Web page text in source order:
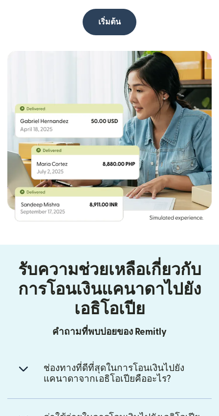
เริ่มต้น
รับความช่วยเหลือเกี่ยวกับ
การโอนเงินแคนาดาไปยัง
เอธิโอเปีย
คำถามที่พบบ่อยของ Remitly
ช่องทางที่ดีที่สุดในการโอนเงินไปยัง
แคนาดาจากเอธิโอเปียคืออะไร?